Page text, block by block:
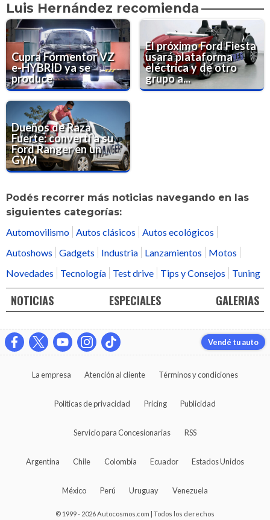
Luis Hernández recomienda
Cupra Formentor VZ
e-HYBRID ya se
produce
El próximo Ford Fiesta
usará plataforma
eléctrica y de otro
grupo a...
Dueños de Raza
Fuerte: convertí a su
Ford Ranger en un
GYM
Podés recorrer más noticias navegando en las
siguientes categorías:
Automovilismo Autos clásicos
Autos ecológicos
Autoshows
Gadgets Industria Lanzamientos
Motos
Novedades
Tecnología Test drive Tips y Consejos Tuning
NOTICIAS ESPECIALES GALERIAS
Vendé tu auto
La empresa Atención al cliente Términos y condiciones
Políticas de privacidad Pricing Publicidad
Servicio para Concesionarias RSS
Argentina Chile Colombia Ecuador Estados Unidos
México Perú Uruguay Venezuela
© 1999 - 2026 Autocosmos.com | Todos los derechos